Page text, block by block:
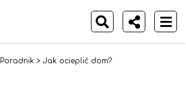
Poradnik > Jak ocieplić dom?